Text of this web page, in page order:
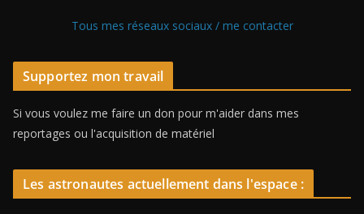
Tous mes réseaux sociaux / me contacter
Supportez mon travail
Si vous voulez me faire un don pour m'aider dans mes
reportages ou l'acquisition de matériel
Les astronautes actuellement dans l'espace :